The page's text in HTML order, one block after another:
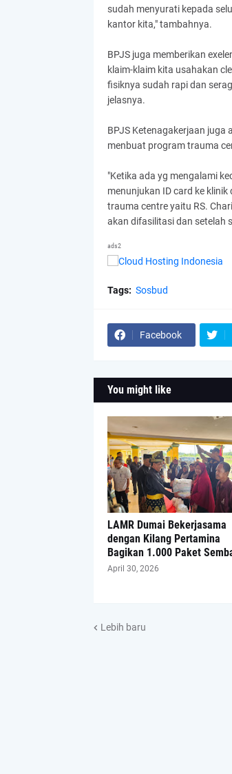
sudah menyurati kepada
kantor kita," tambahnya.
BPJS juga memberikan
klaim-klaim kita usahakan
fisiknya sudah rapi dan
jelasnya.
BPJS Ketenagakerjaan juga
menbuat program trauma
"Ketika ada yg mengalami
menunjukan ID card ke
trauma centre yaitu RS.
akan difasilitasi dan setelah
ads2
Tags: Sosbud
Facebook
You might like
LAMR Dumai Bekerjasama
dengan Kilang Pertamina
Bagikan 1.000 Paket
April 30, 2026
Lebih baru